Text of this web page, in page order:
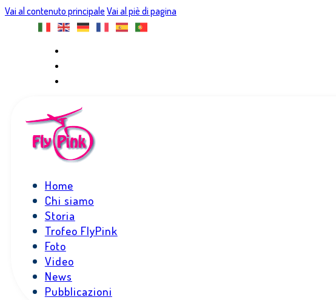
Vai al contenuto principale Vai al piè di pagina
Home
Chi siamo
Storia
Trofeo FlyPink
Foto
Video
News
Pubblicazioni